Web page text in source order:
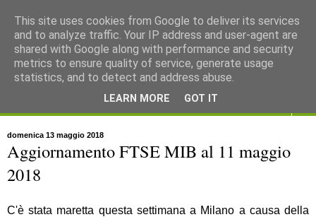
domenica 13 maggio 2018
Aggiornamento FTSE MIB al 11 maggio
2018
C'è stata maretta questa settimana a Milano a causa della
This site uses cookies from Google to deliver its services
and to analyze traffic. Your IP address and user-agent are
shared with Google along with performance and security
metrics to ensure quality of service, generate usage
statistics, and to detect and address abuse.
LEARN MORE GOT IT